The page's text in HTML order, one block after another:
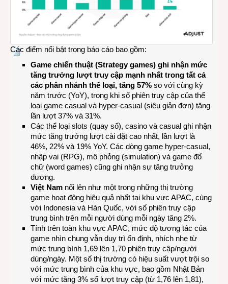
Các điểm nổi bật trong báo cáo bao gồm:
Game chiến thuật (Strategy games) ghi nhận mức
tăng trưởng lượt truy cập mạnh nhất trong tất cả
các phân nhánh thể loại, tăng 57% so với cùng kỳ
năm trước (YoY), trong khi số phiên truy cập của thể
loại game casual và hyper-casual (siêu giản đơn) tăng
lần lượt 37% và 31%.
Các thể loại slots (quay số), casino và casual ghi nhận
mức tăng trưởng lượt cài đặt cao nhất, lần lượt là
46%, 22% và 19% YoY. Các dòng game hyper-casual,
nhập vai (RPG), mô phỏng (simulation) và game đố
chữ (word games) cũng ghi nhận sự tăng trưởng
dương.
Việt Nam nổi lên như một trong những thị trường
game hoạt động hiệu quả nhất tại khu vực APAC, cùng
với Indonesia và Hàn Quốc, với số phiên truy cập
trung bình trên mỗi người dùng mỗi ngày tăng 2%.
Tính trên toàn khu vực APAC, mức độ tương tác của
game nhìn chung vẫn duy trì ổn định, nhích nhẹ từ
mức trung bình 1,69 lên 1,70 phiên truy cập/người
dùng/ngày. Một số thị trường có hiệu suất vượt trội so
với mức trung bình của khu vực, bao gồm Nhật Bản
với mức tăng 3% số lượt truy cập (từ 1,76 lên 1,81),